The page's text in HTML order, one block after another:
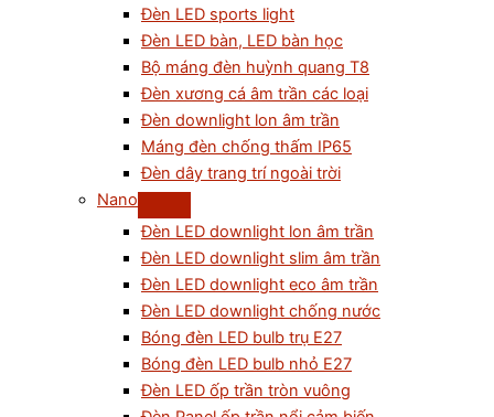
Đèn LED sports light
Đèn LED bàn, LED bàn học
Bộ máng đèn huỳnh quang T8
Đèn xương cá âm trần các loại
Đèn downlight lon âm trần
Máng đèn chống thấm IP65
Đèn dây trang trí ngoài trời
Nano
Đèn LED downlight lon âm trần
Đèn LED downlight slim âm trần
Đèn LED downlight eco âm trần
Đèn LED downlight chống nước
Bóng đèn LED bulb trụ E27
Bóng đèn LED bulb nhỏ E27
Đèn LED ốp trần tròn vuông